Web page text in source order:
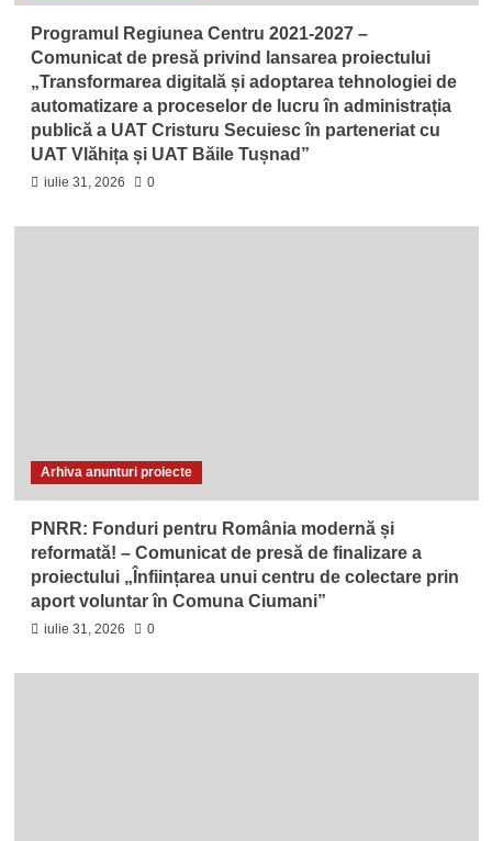
Programul Regiunea Centru 2021-2027 –
Comunicat de presă privind lansarea proiectului
„Transformarea digitală și adoptarea tehnologiei de
automatizare a proceselor de lucru în administrația
publică a UAT Cristuru Secuiesc în parteneriat cu
UAT Vlăhița și UAT Băile Tușnad”
iulie 31, 2026 0
Arhiva anunturi proiecte
PNRR: Fonduri pentru România modernă și
reformată! – Comunicat de presă de finalizare a
proiectului „Înființarea unui centru de colectare prin
aport voluntar în Comuna Ciumani”
iulie 31, 2026 0